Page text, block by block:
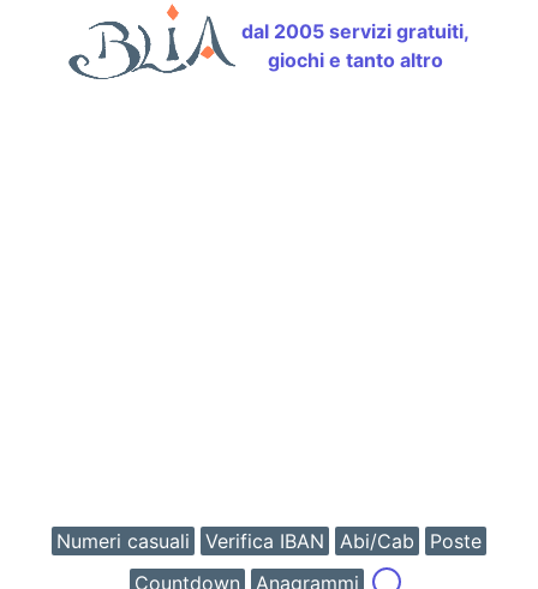
dal 2005 servizi gratuiti,
giochi e tanto altro
Numeri casuali Verifica IBAN Abi/Cab
Poste
Countdown
Anagrammi